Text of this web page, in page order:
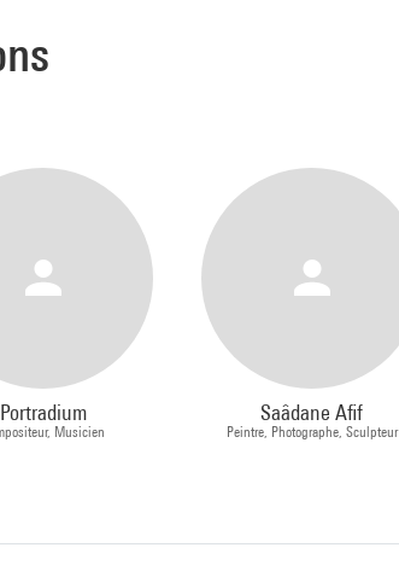
Portradium
Musicien
Saâdane Afif
Peintre, Photographe, Sculpteur